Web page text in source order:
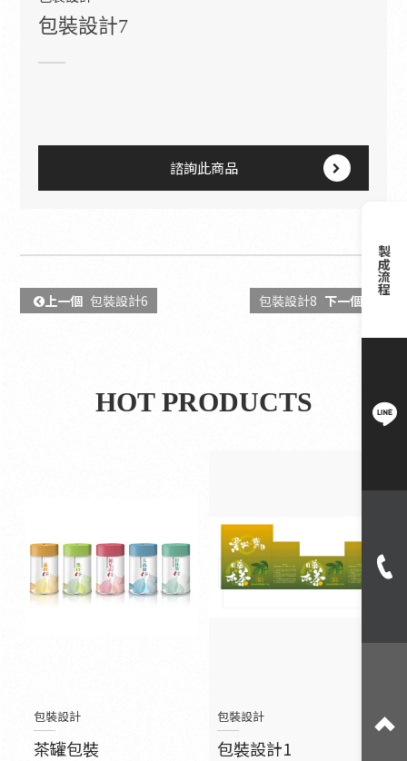
包裝設計7
諮詢此商品
上一個 包裝設計6 包裝設計8 下一個
HOT PRODUCTS
包裝設計
茶罐包裝
包裝設計
包裝設計1
製成流程